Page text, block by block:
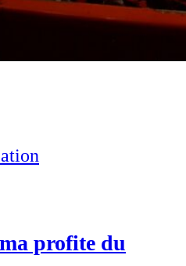
profite du